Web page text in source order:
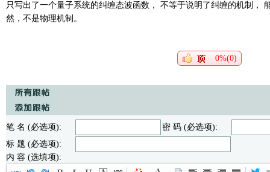
只写出了一个量子系统的纠缠态波函数， 不等于说明了纠缠的机制，
然，不是物理机制。
0%(0)
笔 名 (必选项):
密 码 (必选项):
标 题 (必选项):
内 容 (选填项):